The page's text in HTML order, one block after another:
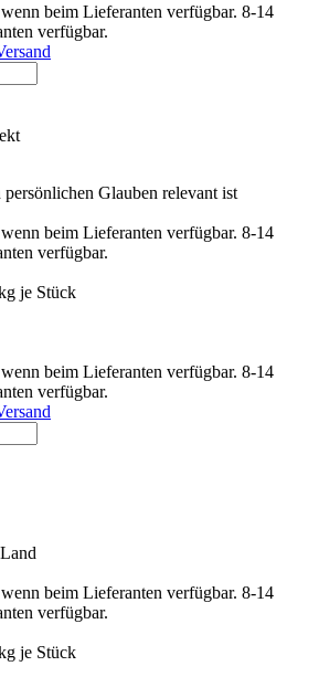
8-14
verfügbar.
Glauben relevant ist
8-14
verfügbar.
je Stück
8-14
verfügbar.
8-14
verfügbar.
je Stück